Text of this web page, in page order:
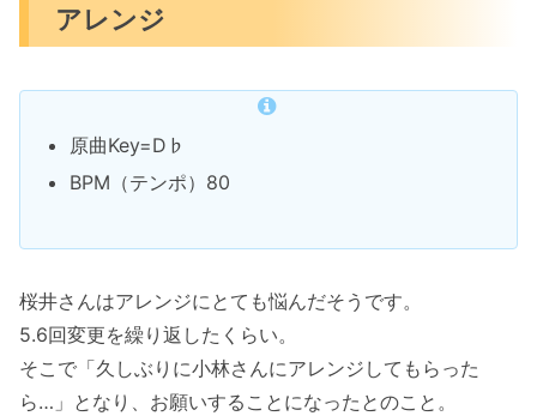
アレンジ
原曲Key=D♭
BPM（テンポ）80
桜井さんはアレンジにとても悩んだそうです。
5.6回変更を繰り返したくらい。
そこで「久しぶりに小林さんにアレンジしてもらった
ら…」となり、お願いすることになったとのこと。